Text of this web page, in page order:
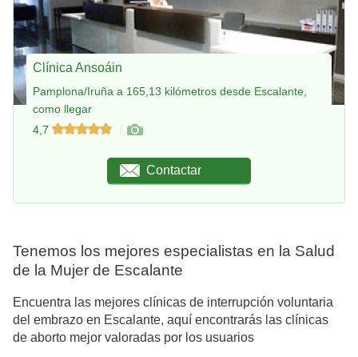
Clínica Ansoáin
Pamplona/Iruña a 165,13 kilómetros desde Escalante,
como llegar
4,7
Contactar
Tenemos los mejores especialistas en la Salud
de la Mujer de Escalante
Encuentra las mejores clínicas de interrupción voluntaria
del embrazo en Escalante, aquí encontrarás las clínicas
de aborto mejor valoradas por los usuarios